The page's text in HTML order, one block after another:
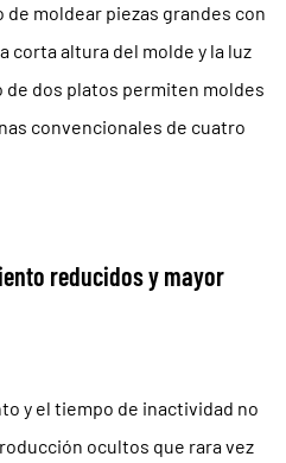
moldear piezas grandes con
corta altura del molde y la luz
dos platos permiten moldes
convencionales de cuatro
reducidos y mayor
y el tiempo de inactividad no
ocultos que rara vez